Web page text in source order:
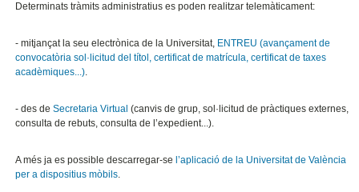
Determinats tràmits administratius es poden realitzar telemàticament:
- mitjançat la seu electrònica de la Universitat, ENTREU (avançament de
convocatòria sol·licitud del títol, certificat de matrícula, certificat de taxes
acadèmiques...).
- des deSecretaria Virtual(canvis de grup, sol·licitud de pràctiques externes,
consulta de rebuts, consulta de l’expedient...).
A més ja es possible descarregar-se l’aplicació de la Universitat de València
per a dispositius mòbils.